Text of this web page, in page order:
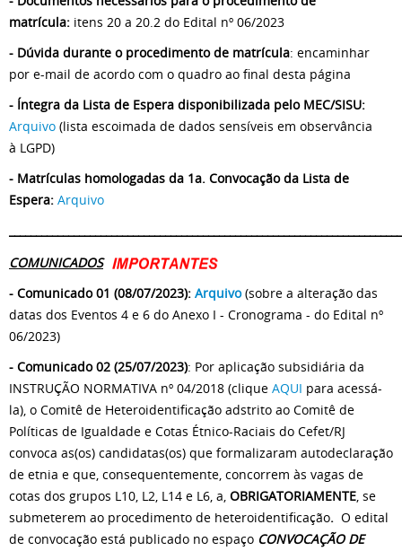
matrícula: itens 20 a 20.2 do Edital nº 06/2023
- Dúvida durante o procedimento de matrícula: encaminhar
por e-mail de acordo com o quadro ao final desta página
- Íntegra da Lista de Espera disponibilizada pelo MEC/SISU:
Arquivo (lista escoimada de dados sensíveis em observância
à LGPD)
- Matrículas homologadas da 1a. Convocação da Lista de
Espera: Arquivo
COMUNICADOS
- Comunicado 01 (08/07/2023): Arquivo (sobre a alteração das
datas dos Eventos 4 e 6 do Anexo I - Cronograma - do Edital nº
06/2023)
- Comunicado 02 (25/07/2023): Por aplicação subsidiária da
INSTRUÇÃO NORMATIVA nº 04/2018 (clique AQUI para acessá-
la), o Comitê de Heteroidentificação adstrito ao Comitê de
Políticas de Igualdade e Cotas Étnico-Raciais do Cefet/RJ
convoca as(os) candidatas(os) que formalizaram autodeclaração
de etnia e que, consequentemente, concorrem às vagas de
cotas dos grupos L10, L2, L14 e L6, a, OBRIGATORIAMENTE, se
submeterem ao procedimento de heteroidentificação. O edital
de convocação está publicado no espaço CONVOCAÇÃO DE